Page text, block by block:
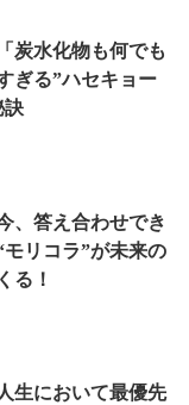
炭水化物も何でも
ぎる”ハセキョー
訣
、答え合わせでき
リコラ”が未来の
る！
生において最優先